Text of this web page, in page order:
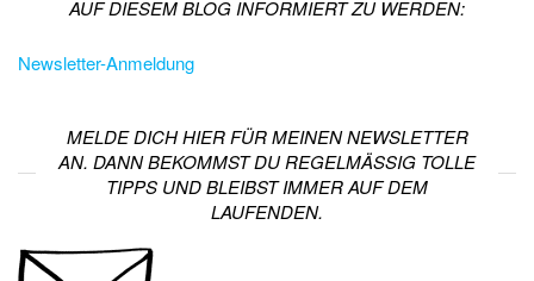
AUF DIESEM BLOG INFORMIERT ZU WERDEN:
Newsletter-Anmeldung
MELDE DICH HIER FÜR MEINEN NEWSLETTER
AN. DANN BEKOMMST DU REGELMÄSSIG TOLLE T
IPPS UND BLEIBST IMMER AUF DEM L
AUFENDEN.